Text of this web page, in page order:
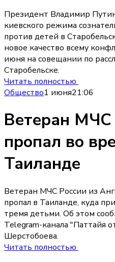
Президент Владимир
киевского режима
против детей в
новое качество всему
июня на совещании по
Старобельске.
Читать полностью
Общество1 июня21:06
Ветеран МЧС
пропал во
Таиланде
Ветеран МЧС России из
пропал в Таиланде, куда
тремя детьми. Об этом
Telegram-канала "Паттайя
Шерстобоева.
Читать полностью